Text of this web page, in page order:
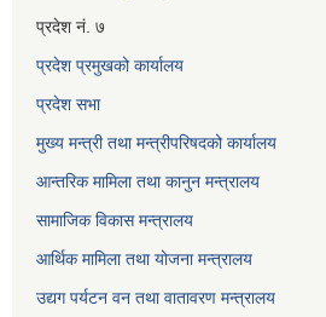
प्रदेश नं. ७
प्रदेश प्रमुखको कार्यालय
प्रदेश सभा
मुख्य मन्त्री तथा मन्त्रीपरिषदको कार्यालय
आन्तरिक मामिला तथा कानुन मन्त्रालय
सामाजिक विकास मन्त्रालय
आर्थिक मामिला तथा योजना मन्त्रालय
उद्यग पर्यटन वन तथा वातावरण मन्त्रालय